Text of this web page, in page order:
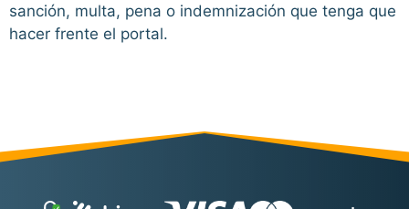
sanción, multa, pena o indemnización que tenga que
hacer frente el portal.